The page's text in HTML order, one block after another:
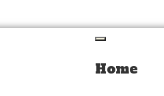
Home